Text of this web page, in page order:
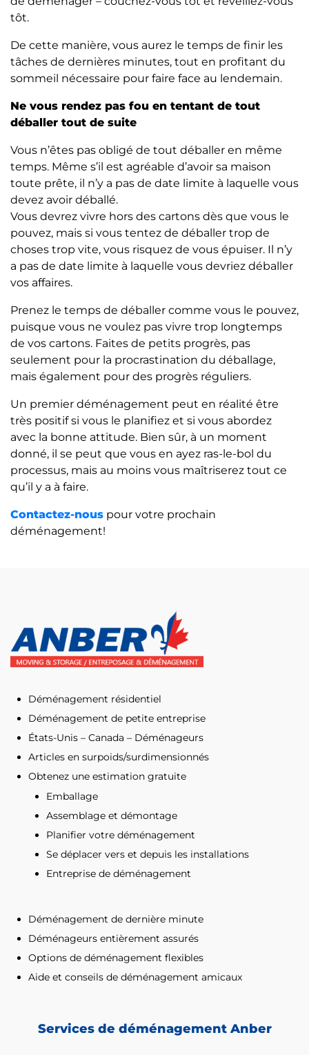
tôt.
De cette manière, vous aurez le temps de finir les
tâches de dernières minutes, tout en profitant du
sommeil nécessaire pour faire face au lendemain.
Ne vous rendez pas fou en tentant de tout
déballer tout de suite
Vous n’êtes pas obligé de tout déballer en même
temps. Même s’il est agréable d’avoir sa maison
toute prête, il n’y a pas de date limite à laquelle vous
devez avoir déballé.
Vous devrez vivre hors des cartons dès que vous le
pouvez, mais si vous tentez de déballer trop de
choses trop vite, vous risquez de vous épuiser. Il n’y
a pas de date limite à laquelle vous devriez déballer
vos affaires.
Prenez le temps de déballer comme vous le pouvez,
puisque vous ne voulez pas vivre trop longtemps
de vos cartons. Faites de petits progrès, pas
seulement pour la procrastination du déballage,
mais également pour des progrès réguliers.
Un premier déménagement peut en réalité être
très positif si vous le planifiez et si vous abordez
avec la bonne attitude. Bien sûr, à un moment
donné, il se peut que vous en ayez ras-le-bol du
processus, mais au moins vous maîtriserez tout ce
qu’il y a à faire.
Contactez-nous pour votre prochain
déménagement!
Déménagement résidentiel
Déménagement de petite entreprise
États-Unis – Canada – Déménageurs
Articles en surpoids/surdimensionnés
Obtenez une estimation gratuite
Emballage
Assemblage et démontage
Planifier votre déménagement
Se déplacer vers et depuis les installations
Entreprise de déménagement
Déménagement de dernière minute
Déménageurs entièrement assurés
Options de déménagement flexibles
Aide et conseils de déménagement amicaux
Services de déménagement Anber